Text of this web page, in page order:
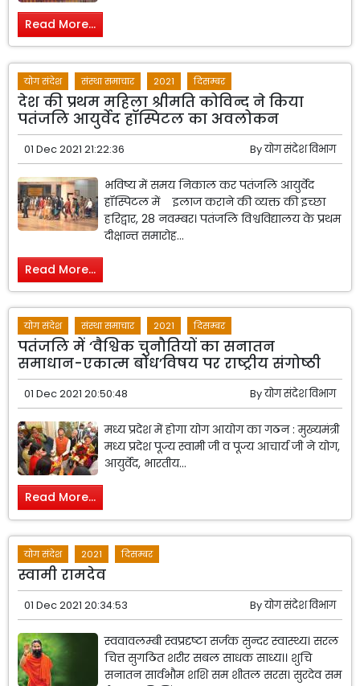
Read More...
योग संदेश संस्था समाचार 2021 दिसम्बर
देश की प्रथम महिला श्रीमति कोविन्द ने किया
पतंजलि आयुर्वेद हॉस्पिटल का अवलोकन
01 Dec 2021 21:22:36 Byयोग संदेश विभाग
भविष्य में समय निकाल कर पतंजलि आयुर्वेद
हॉस्पिटल में इलाज कराने की व्यक्त की इच्छा
हरिद्वार, 28 नवम्बर। पतंजलि विश्वविद्यालय के प्रथम
दीक्षान्त समारोह...
Read More...
योग संदेश संस्था समाचार 2021 दिसम्बर
पतंजलि में ‘वैश्विक चुनौतियों का सनातन
समाधान-एकात्म बोध’विषय पर राष्ट्रीय संगोष्ठी
01 Dec 2021 20:50:48 Byयोग संदेश विभाग
मध्य प्रदेश में होगा योग आयोग का गठन : मुख्यमंत्री
मध्य प्रदेश पूज्य स्वामी जी व पूज्य आचार्य जी ने योग,
आयुर्वेद, भारतीय...
Read More...
योग संदेश 2021 दिसम्बर
स्वामी रामदेव
01 Dec 2021 20:34:53 Byयोग संदेश विभाग
स्ववावलम्बी स्वप्रदृष्टा सर्जक सुन्दर स्वास्थ्य। सरल
चित्त सुगठित शरीर सबल साधक साध्य।। शुचि
सनातन सार्वभौम शशि सम शीतल सरस। सुरदेव सम